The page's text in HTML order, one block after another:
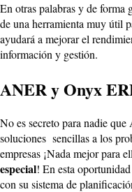
En otras palabras y de forma
de una herramienta muy útil
ayudará a mejorar el
información y gestión.
ANER y Onyx
No es secreto para nadie
soluciones sencillas a los
empresas ¡Nada mejor para
especial! En esta
con su sistema de